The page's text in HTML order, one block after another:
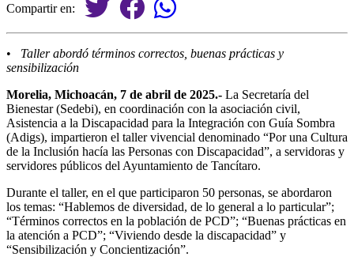
Compartir en:
• Taller abordó términos correctos, buenas prácticas y
sensibilización
Morelia, Michoacán, 7 de abril de 2025.- La Secretaría del
Bienestar (Sedebi), en coordinación con la asociación civil,
Asistencia a la Discapacidad para la Integración con Guía Sombra
(Adigs), impartieron el taller vivencial denominado “Por una Cultura
de la Inclusión hacía las Personas con Discapacidad”, a servidoras y
servidores públicos del Ayuntamiento de Tancítaro.
Durante el taller, en el que participaron 50 personas, se abordaron
los temas: “Hablemos de diversidad, de lo general a lo particular”;
“Términos correctos en la población de PCD”; “Buenas prácticas en
la atención a PCD”; “Viviendo desde la discapacidad” y
“Sensibilización y Concientización”.